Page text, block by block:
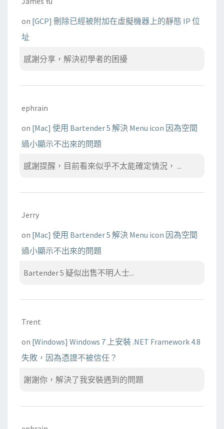
on [GCP] 刪除已經被附加在虛擬機器上的靜態 IP 位
址
感謝分享，解決初學者的困擾
ephrain
on [Mac] 使用 Bartender 5 解決 Menu icon 因為空間
過小顯示不出來的問題
感謝提醒，目前看來似乎不太能確定情況， ...
Jerry
on [Mac] 使用 Bartender 5 解決 Menu icon 因為空間
過小顯示不出來的問題
Bartender 5 疑似出售不明人士...
Trent
on [Windows] Windows 7 上安裝 .NET Framework 4.8
失敗，因為憑證不被信任？
謝謝你，解決了我安裝遇到的問題